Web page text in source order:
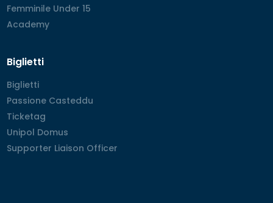
Femminile Under 15
Femminile Under 15
Academy
Academy
Biglietti
Biglietti
Biglietti
Passione Casteddu
Passione Casteddu
Ticketag
Ticketag
Unipol Domus
Unipol Domus
Supporter Liaison Officer
Supporter Liaison Officer